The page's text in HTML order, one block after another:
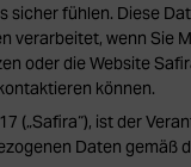
sicher fühlen. Diese
verarbeitet, wenn Sie
oder die Website
können.
(„Safira“), ist der
Daten gemäß